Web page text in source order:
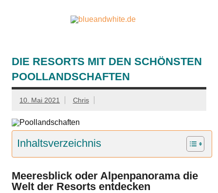
DIE RESORTS MIT DEN SCHÖNSTEN
POOLLANDSCHAFTEN
10. Mai 2021 Chris
Inhaltsverzeichnis
Meeresblick oder Alpenpanorama die
Welt der Resorts entdecken